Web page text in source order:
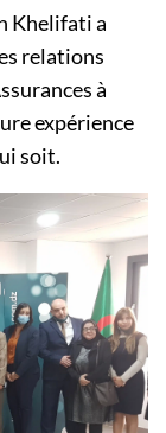
Khelifati a
relations
à
expérience
soit.